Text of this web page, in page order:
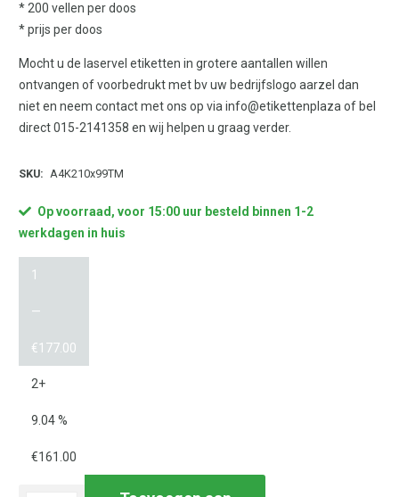
* 200 vellen per doos
* prijs per doos
Mocht u de laservel etiketten in grotere aantallen willen
ontvangen of voorbedrukt met bv uw bedrijfslogo aarzel dan
niet en neem contact met ons op via info@etikettenplaza of bel
direct 015-2141358 en wij helpen u graag verder.
SKU: A4K210x99TM
Op voorraad, voor 15:00 uur besteld binnen 1-2
werkdagen in huis
1
—
€177.00
2+
9.04 %
€161.00